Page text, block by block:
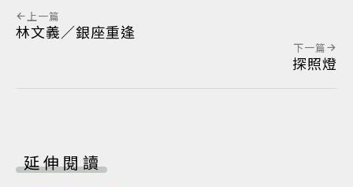
上一篇
林文義／銀座重逢
下一篇
探照燈
延伸閱讀